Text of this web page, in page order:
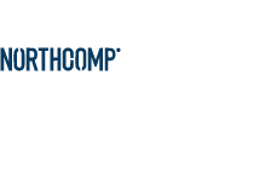
Zur Navigation springen